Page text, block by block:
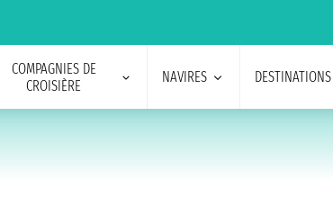
COMPAGNIES DE
CROISIÈRE
NAVIRES DESTINATIONS